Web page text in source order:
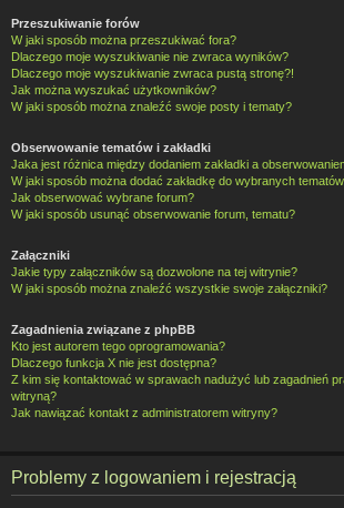
Przeszukiwanie forów
W jaki sposób można przeszukiwać fora?
Dlaczego moje wyszukiwanie nie zwraca wyników?
Dlaczego moje wyszukiwanie zwraca pustą stronę?!
Jak można wyszukać użytkowników?
W jaki sposób można znaleźć swoje posty i tematy?
Obserwowanie tematów i zakładki
Jaka jest różnica między dodaniem zakładki a
W jaki sposób można dodać zakładkę do wybranych
Jak obserwować wybrane forum?
W jaki sposób usunąć obserwowanie forum, tematu?
Załączniki
Jakie typy załączników są dozwolone na tej witrynie?
W jaki sposób można znaleźć wszystkie swoje załączniki?
Zagadnienia związane z phpBB
Kto jest autorem tego oprogramowania?
Dlaczego funkcja X nie jest dostępna?
Z kim się kontaktować w sprawach nadużyć lub zagadnień
witryną?
Jak nawiązać kontakt z administratorem witryny?
Problemy z logowaniem i rejestracją